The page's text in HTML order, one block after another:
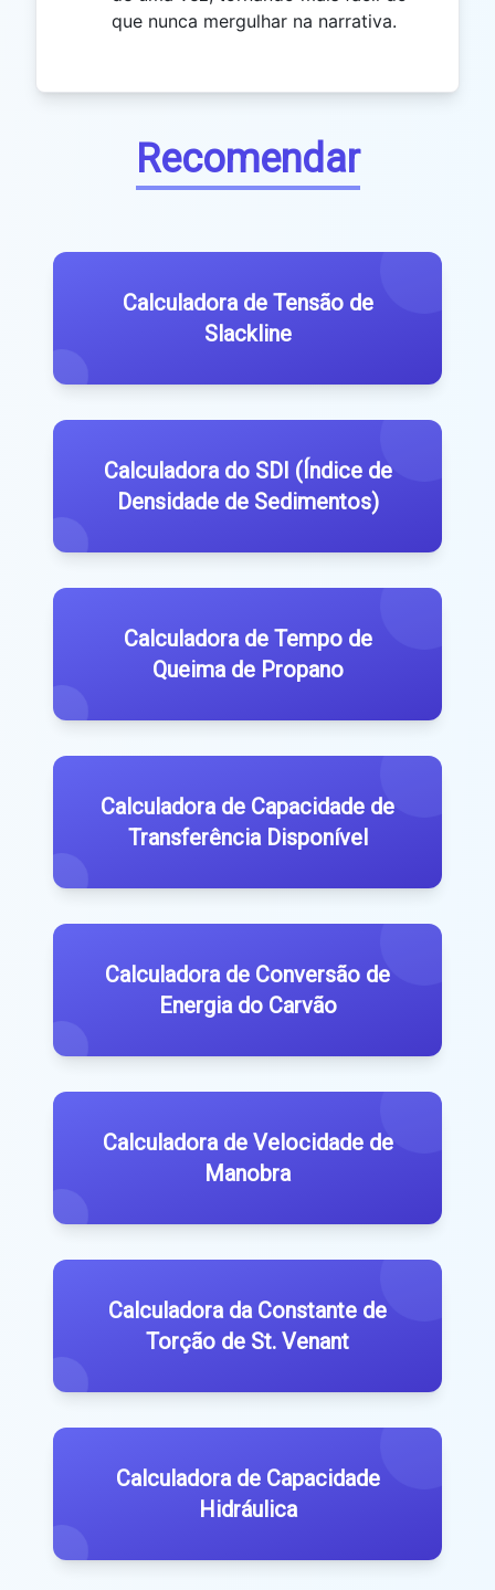
que nunca mergulhar na narrativa.
Recomendar
Calculadora de Tensão de
Slackline
Calculadora do SDI (Índice de
Densidade de Sedimentos)
Calculadora de Tempo de
Queima de Propano
Calculadora de Capacidade de
Transferência Disponível
Calculadora de Conversão de
Energia do Carvão
Calculadora de Velocidade de
Manobra
Calculadora da Constante de
Torção de St. Venant
Calculadora de Capacidade
Hidráulica